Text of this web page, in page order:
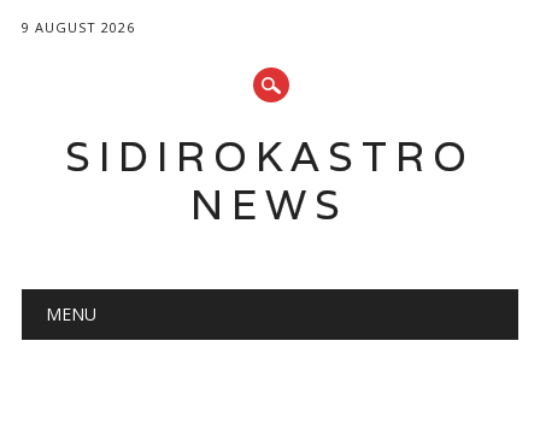
9 AUGUST 2026
SIDIROKASTRO
NEWS
Main menu
MENU